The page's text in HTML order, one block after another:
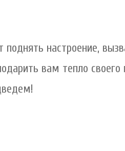
настроение,
вам тепло